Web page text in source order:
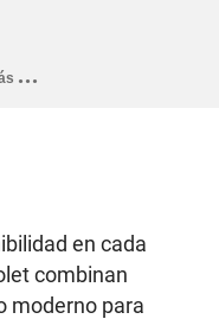
en cada
combinan
moderno para